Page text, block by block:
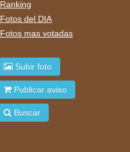
Ranking
Fotos del DIA
Fotos mas votadas
Subir foto
Publicar aviso
Buscar